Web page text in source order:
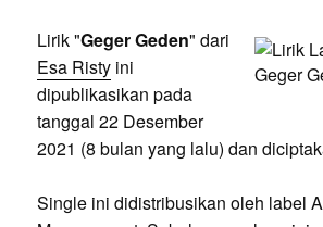
Lirik "Geger Geden" dari
Esa Ristyini
dipublikasikan pada
tanggal 22 Desember
2021 (8 bulan yang lalu) dan
Single ini didistribusikan oleh label